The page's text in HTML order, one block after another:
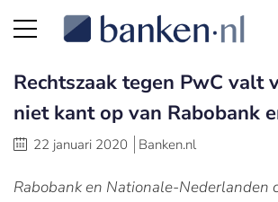
Rechtszaak tegen PwC valt
niet kant op van Rabobank
22 januari 2020 Banken.nl
Rabobank en Nationale-Nederlanden